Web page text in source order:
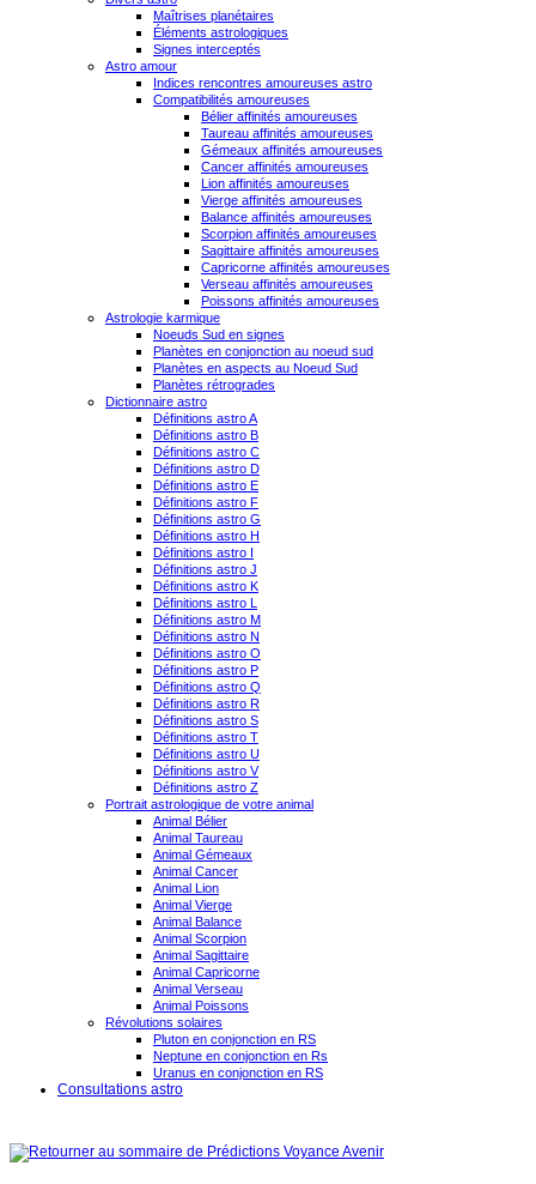
Maîtrises planétaires
Éléments astrologiques
Signes interceptés
Astro amour
Indices rencontres amoureuses astro
Compatibilités amoureuses
Bélier affinités amoureuses
Taureau affinités amoureuses
Gémeaux affinités amoureuses
Cancer affinités amoureuses
Lion affinités amoureuses
Vierge affinités amoureuses
Balance affinités amoureuses
Scorpion affinités amoureuses
Sagittaire affinités amoureuses
Capricorne affinités amoureuses
Verseau affinités amoureuses
Poissons affinités amoureuses
Astrologie karmique
Noeuds Sud en signes
Planètes en conjonction au noeud sud
Planètes en aspects au Noeud Sud
Planètes rétrogrades
Dictionnaire astro
Définitions astro A
Définitions astro B
Définitions astro C
Définitions astro D
Définitions astro E
Définitions astro F
Définitions astro G
Définitions astro H
Définitions astro I
Définitions astro J
Définitions astro K
Définitions astro L
Définitions astro M
Définitions astro N
Définitions astro O
Définitions astro P
Définitions astro Q
Définitions astro R
Définitions astro S
Définitions astro T
Définitions astro U
Définitions astro V
Définitions astro Z
Portrait astrologique de votre animal
Animal Bélier
Animal Taureau
Animal Gémeaux
Animal Cancer
Animal Lion
Animal Vierge
Animal Balance
Animal Scorpion
Animal Sagittaire
Animal Capricorne
Animal Verseau
Animal Poissons
Révolutions solaires
Pluton en conjonction en RS
Neptune en conjonction en Rs
Uranus en conjonction en RS
Consultations astro